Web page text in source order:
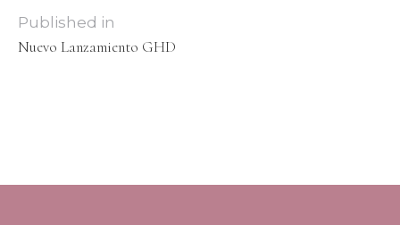
Published in
Nuevo Lanzamiento GHD